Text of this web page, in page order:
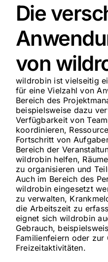
Die
von
wildrobin ist vielseitig
für eine Vielzahl von
Bereich des
beispielsweise dazu
Verfügbarkeit von
koordinieren,
Fortschritt von
Bereich der
wildrobin helfen,
zu organisieren und
Auch im Bereich des
wildrobin eingesetzt
zu verwalten,
die Arbeitszeit zu
eignet sich wildrobin
Gebrauch,
Familienfeiern oder zur
Freizeitaktivitäten.